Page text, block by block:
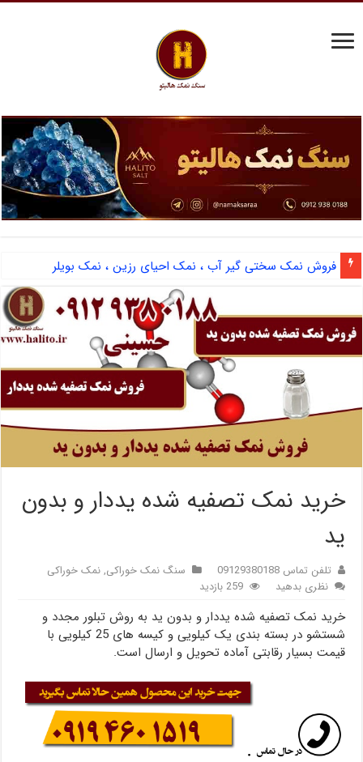
فروش نمک سختی گیر آب ، نمک احیای رزین ، نمک بویلر
خرید نمک تصفیه شده یددار و بدون
ید
تلفن تماس 09129380188 سنگ نمک خوراکی,نمک خوراکی
نظری بدهید
259 بازدید
خرید نمک تصفیه شده یددار و بدون ید به روش تبلور مجدد و
شستشو در بسته بندی یک کیلویی و کیسه های 25 کیلویی با
قیمت بسیار رقابتی آماده تحویل و ارسال است.